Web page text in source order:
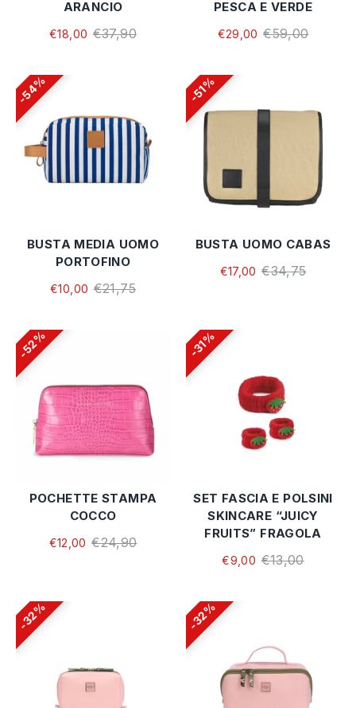
ARANCIO
€18,00 €37,90
PESCA E VERDE
€29,00 €59,00
54%
BUSTA MEDIA UOMO
PORTOFINO
€10,00 €21,75
51%
BUSTA UOMO CABAS
€17,00 €34,75
52%
POCHETTE STAMPA
COCCO
€12,00 €24,90
31%
SET FASCIA E POLSINI
SKINCARE “JUICY
FRUITS” FRAGOLA
€9,00 €13,00
32% 32%